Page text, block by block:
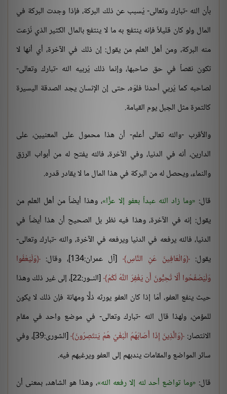
بأن الله -تبارك وتعالى- يُسبب عن ذلك البركة، فإذا وجدت البركة في
المال ولو كان قليلاً فإنه ينتفع به ما لا ينتفع بالمال الكثير الذي نُزعت
منه البركة، ومن أهل العلم من يقول: إن ذلك في الآخرة، أي أنها لا
تكون نقصاً في حق صاحبها، وإنما ذلك يُربيه الله -تبارك وتعالى-
لصاحبه كما يُربي أحدنا فلوّه، حتى إن الإنسان يجد الصدقة اليسيرة
كالتمرة مثل الجبل يوم القيامة.
والأقرب -والله تعالى أعلم- أن هذا محمول على المعنيين، على
الدارين، أنه في الدنيا، وفي الآخرة، فالله يفتح له من أبواب الرزق
والنماء، ويحصل له من البركة في هذا المال ما لا يقادر قدره.
قال: وما زاد الله عبداً بعفو إلا عزًّا ، وهذا أيضاً من أهل العلم من
يقول: إنه في الآخرة، وهذا فيه نظر بل الصحيح أن هذا أيضاً في
الدنيا، فالله يرفعه في الدنيا ويرفعه في الآخرة، والله -تبارك وتعالى-
يقول: وَالْعَافِينَ عَنِ النَّاسِ [آل عمران:134]، وقال:
وَلْيَعْفُوا
وَلْيَصْفَحُوا أَلَا تُحِبُّونَ أَن يَغْفِرَ اللَّهُ لَكُمْ
[النــور:22]، إلى غير ذلك وهذا
حيث ينفع العفو، أمّا إذا كان العفو يورثه ذلًّا ومهانة فإن ذلك لا يكون
للمؤمن، ولهذا قال الله -تبارك وتعالى- في موضع واحد في مقام
الانتصار: وَالَّذِينَ إِذَا أَصَابَهُمُ الْبَغْيُ هُمْ يَنتَصِرُونَ
[الشورى:39]، وفي
سائر المواضع والمقامات يندبهم إلى العفو ويرغبهم فيه.
قال: وما تواضع أحد لله إلا رفعه الله ، وهذا هو الشاهد، بمعنى أن